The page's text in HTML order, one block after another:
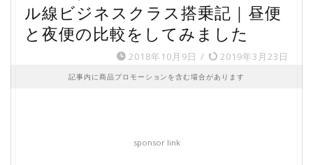
ル線ビジネスクラス搭乗記｜昼便
と夜便の比較をしてみました
2018年10月9日 / 2019年3月23日
記事内に商品プロモーションを含む場合があります
sponsor link